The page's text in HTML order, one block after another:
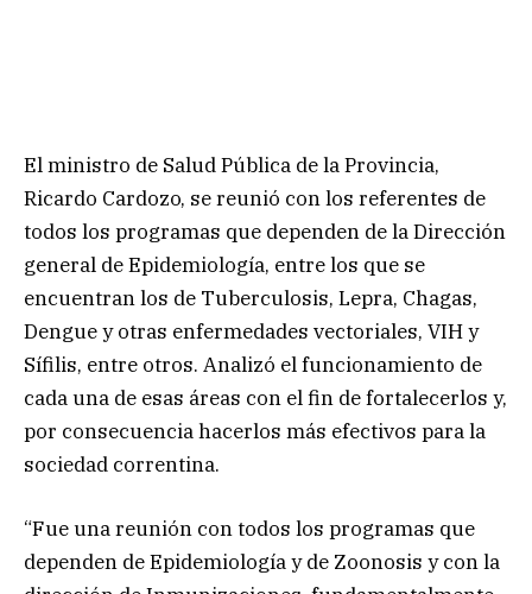
El ministro de Salud Pública de la Provincia,
Ricardo Cardozo, se reunió con los referentes de
todos los programas que dependen de la Dirección
general de Epidemiología, entre los que se
encuentran los de Tuberculosis, Lepra, Chagas,
Dengue y otras enfermedades vectoriales, VIH y
Sífilis, entre otros. Analizó el funcionamiento de
cada una de esas áreas con el fin de fortalecerlos y,
por consecuencia hacerlos más efectivos para la
sociedad correntina.
“Fue una reunión con todos los programas que
dependen de Epidemiología y de Zoonosis y con la